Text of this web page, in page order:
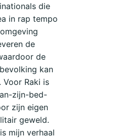
die
in rap tempo
de
de
kan
Voor Raki is
zijn-bed-
zijn eigen
geweld.
mijn verhaal